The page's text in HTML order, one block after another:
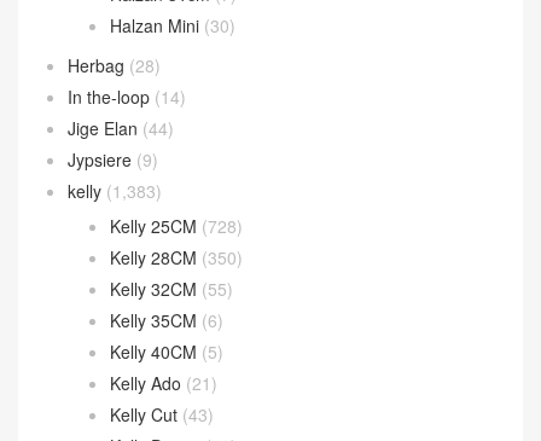
Constance Wallet
Evelyne (27)
Garden Party (32)
Geta bag (44)
Halzan(46)
Halzan 25cm
Halzan 31cm(7)
Halzan Mini (30)
Herbag(28)
In the-loop (14)
Jige Elan(44)
Jypsiere(9)
kelly
(1,383)